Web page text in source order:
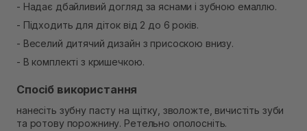
- Надає дбайливий догляд за яснами і зубною емаллю.
- Підходить для діток від 2 до 6 років.
- Веселий дитячий дизайн з присоскою внизу.
- В комплекті з кришечкою.
Спосіб використання
нанесіть зубну пасту на щітку, зволожте, вичистіть зуби
та ротову порожнину. Ретельно ополосніть.